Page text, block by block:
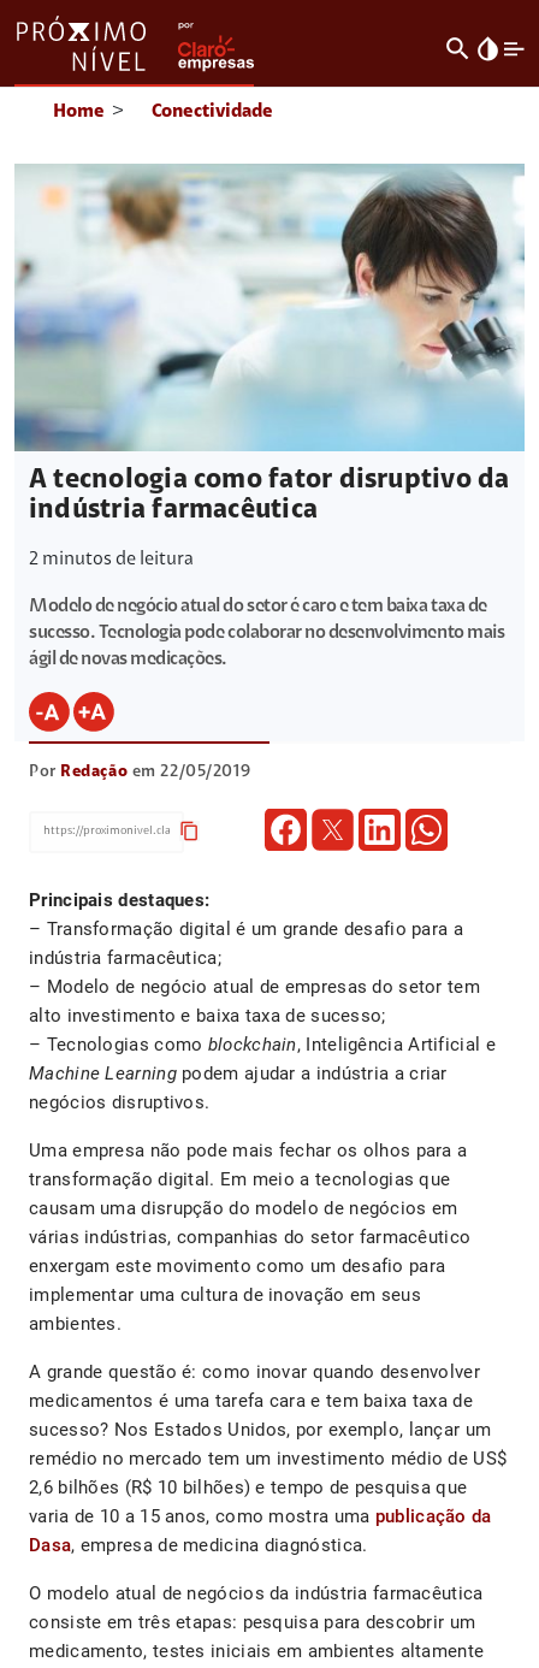
search invert_colors
Home > Conectividade
A tecnologia como fator disruptivo da
indústria farmacêutica
2 minutos de leitura
Modelo de negócio atual do setor é caro e tem baixa taxa de
sucesso. Tecnologia pode colaborar no desenvolvimento mais
ágil de novas medicações.
Por Redação em 22/05/2019
content_copy
Principais destaques:
– Transformação digital é um grande desafio para a
indústria farmacêutica;
– Modelo de negócio atual de empresas do setor tem
alto investimento e baixa taxa de sucesso;
– Tecnologias como blockchain, Inteligência Artificial e
Machine Learningpodem ajudar a indústria a criar
negócios disruptivos.
Uma empresa não pode mais fechar os olhos para a
transformação digital. Em meio a tecnologias que
causam uma disrupção do modelo de negócios em
várias indústrias, companhias do setor farmacêutico
enxergam este movimento como um desafio para
implementar uma cultura de inovação em seus
ambientes.
A grande questão é: como inovar quando desenvolver
medicamentos é uma tarefa cara e tem baixa taxa de
sucesso? Nos Estados Unidos, por exemplo, lançar um
remédio no mercado tem um investimento médio de US$
2,6 bilhões (R$ 10 bilhões) e tempo de pesquisa que
varia de 10 a 15 anos, como mostra uma publicação da
Dasa, empresa de medicina diagnóstica.
O modelo atual de negócios da indústria farmacêutica
consiste em três etapas: pesquisa para descobrir um
medicamento, testes iniciais em ambientes altamente